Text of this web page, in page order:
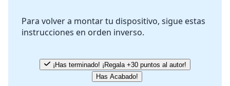
Cancelar
Para volver a montar tu dispositivo, sigue estas
instrucciones en orden inverso.
¡Has terminado! ¡Regala +30 puntos al autor!
Has Acabado!